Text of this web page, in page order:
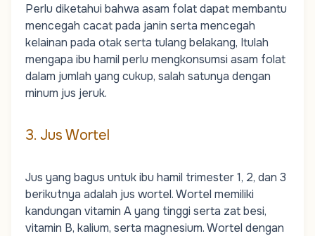
Perlu diketahui bahwa asam folat dapat membantu
mencegah cacat pada janin serta mencegah
kelainan pada otak serta tulang belakang, Itulah
mengapa ibu hamil perlu mengkonsumsi asam folat
dalam jumlah yang cukup, salah satunya dengan
minum jus jeruk.
3. Jus Wortel
Jus yang bagus untuk ibu hamil trimester 1, 2, dan 3
berikutnya adalah jus wortel. Wortel memiliki
kandungan vitamin A yang tinggi serta zat besi,
vitamin B, kalium, serta magnesium. Wortel dengan